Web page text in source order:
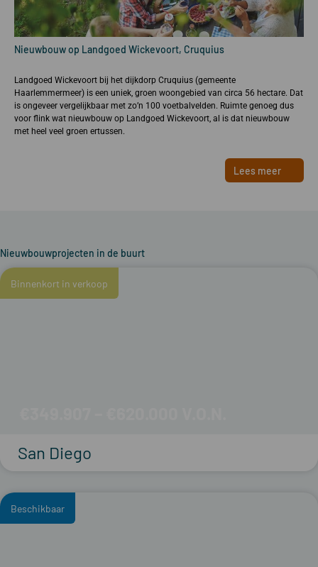
Nieuwbouw op Landgoed Wickevoort, Cruquius
Landgoed Wickevoort bij het dijkdorp Cruquius (gemeente
Haarlemmermeer) is een uniek, groen woongebied van circa 56 hectare. Dat
is ongeveer vergelijkbaar met zo’n 100 voetbalvelden. Ruimte genoeg dus
voor flink wat nieuwbouw op Landgoed Wickevoort, al is dat nieuwbouw
met heel veel groen ertussen.
Lees meer
Nieuwbouwprojecten in de buurt
Binnenkort in verkoop
San Diego
Beschikbaar